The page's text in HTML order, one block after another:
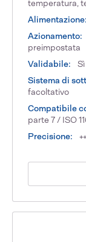
temperatura,
Alimentazione:
Azionamento:
preimpostata
Validabile:
Sì
Sistema di
facoltativo
Compatibile
parte 7 / ISO
Precisione: